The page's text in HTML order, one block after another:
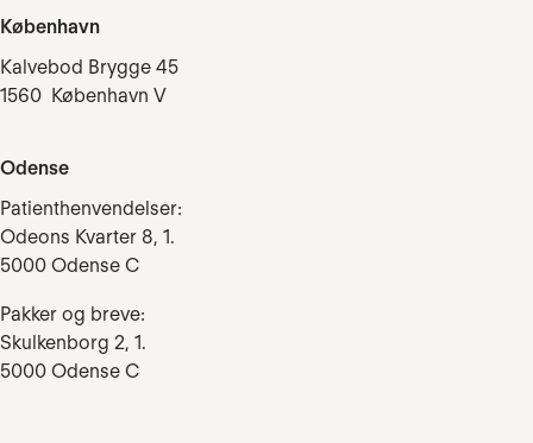
København
Kalvebod Brygge 45
1560 København V
Odense
Patienthenvendelser:
Odeons Kvarter 8, 1.
5000 Odense C
Pakker og breve:
Skulkenborg 2, 1.
5000 Odense C